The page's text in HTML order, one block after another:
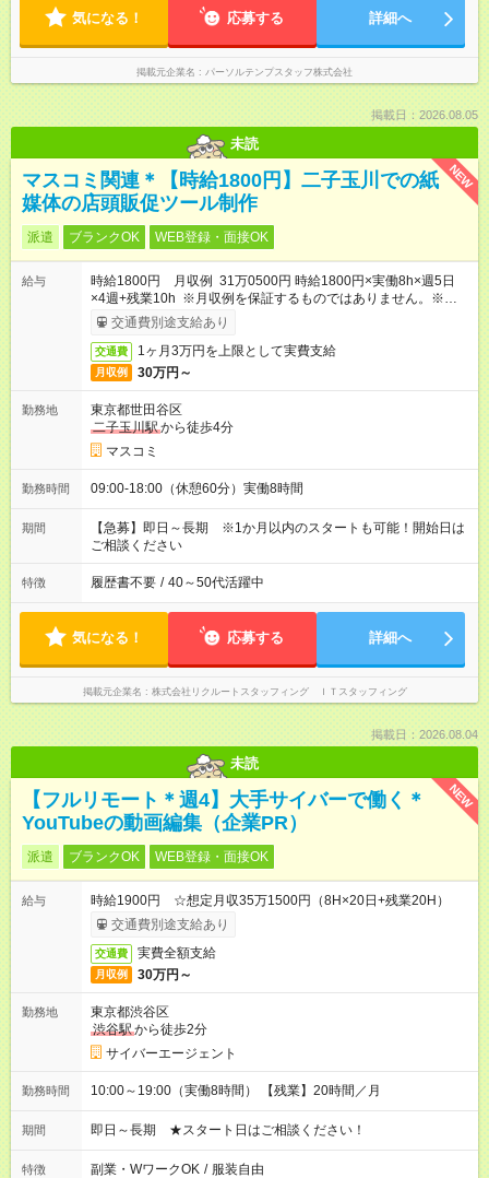
気になる！ 応募する 詳細へ
掲載元企業名 パーソルテンプスタッフ株式会社
掲載日：2026.08.05
未読
NEW
マスコミ関連＊【時給1800円】二子玉川での紙
媒体の店頭販促ツール制作
派遣 ブランクOK WEB登録・面接OK
給与
時給1800円 月収例 31万0500円 時給1800円×実働8h×週5日
×4週+残業10h ※月収例を保証するものではありません。※給与
即受取りサービス利用可（利用条件有）
交通費別途支給あり
交通費 1ヶ月3万円を上限として実費支給
月収例 30万円～
勤務地
東京都世田谷区
二子玉川駅から徒歩4分
マスコミ
勤務時間 09:00-18:00（休憩60分）実働8時間
期間
【急募】即日～長期 ※1か月以内のスタートも可能！開始日は
ご相談ください
特徴 履歴書不要 / 40～50代活躍中
気になる！ 応募する 詳細へ
掲載元企業名 株式会社リクルートスタッフィング ＩＴスタッフィング
掲載日：2026.08.04
未読
NEW
【フルリモート＊週4】大手サイバーで働く＊
YouTubeの動画編集（企業PR）
派遣 ブランクOK WEB登録・面接OK
給与
時給1900円 ☆想定月収35万1500円（8H×20日+残業20H）
交通費別途支給あり
交通費 実費全額支給
月収例 30万円～
勤務地
東京都渋谷区
渋谷駅から徒歩2分
サイバーエージェント
勤務時間 10:00～19:00（実働8時間） 【残業】20時間／月
期間 即日～長期 ★スタート日はご相談ください！
特徴 副業・WワークOK / 服装自由